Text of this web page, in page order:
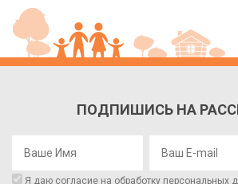
ПОДПИШИСЬ НА
Я даю согласие на обработку персональных